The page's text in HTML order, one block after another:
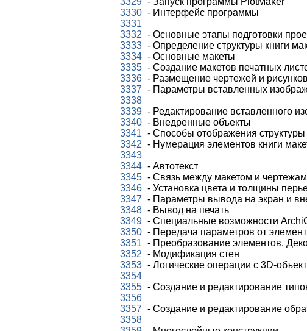
3330 - Интерфейс программы
3331
3332 - Основные этапы подготовки
3333 - Определение структуры книги
3334 - Основные макеты
3335 - Создание макетов печатных
3336 - Размещение чертежей и рисунков
3337 - Параметры вставленных
3338
3339 - Редактирование вставленного
3340 - Внедренные объекты
3341 - Способы отображения структуры
3342 - Нумерация элементов книги
3343
3344 - Автотекст
3345 - Связь между макетом и
3346 - Установка цвета и толщины
3347 - Параметры вывода на экран и
3348 - Вывод на печать
3349 - Специальные возможности
3350 - Передача параметров от
3351 - Преобразование элементов.
3352 - Модификация стен
3353 - Логические операции с 3D-
3354
3355 - Создание и редактирование
3356
3357 - Создание и редактирование
3358